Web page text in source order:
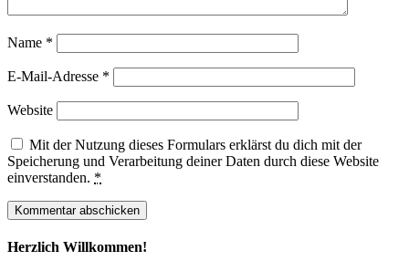
Name *
E-Mail-Adresse *
Website
Mit der Nutzung dieses Formulars erklärst du dich mit der
Speicherung und Verarbeitung deiner Daten durch diese Website
einverstanden. *
Herzlich Willkommen!